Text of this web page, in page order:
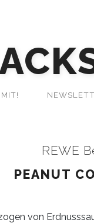
REWE
PEANUT
von